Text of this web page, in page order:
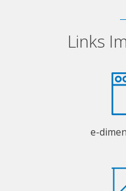
Links
e-